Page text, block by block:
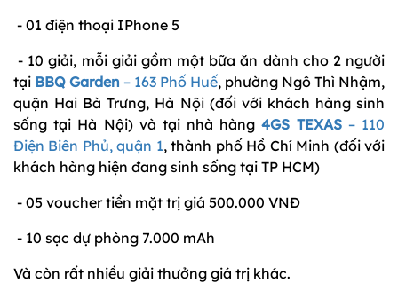
- 01 điện thoại IPhone 5
- 10 giải, mỗi giải gồm một bữa ăn dành cho 2 người
tại BBQ Garden – 163 Phố Huế, phường Ngô Thì Nhậm,
quận Hai Bà Trưng, Hà Nội (đối với khách hàng sinh
sống tại Hà Nội) và tại nhà hàng4GS TEXAS– 110
Điện Biên Phủ, quận 1, thành phố Hồ Chí Minh (đối với
khách hàng hiện đang sinh sống tại TP HCM)
- 05 voucher tiền mặt trị giá 500.000 VNĐ
- 10 sạc dự phòng 7.000 mAh
Và còn rất nhiều giải thưởng giá trị khác.